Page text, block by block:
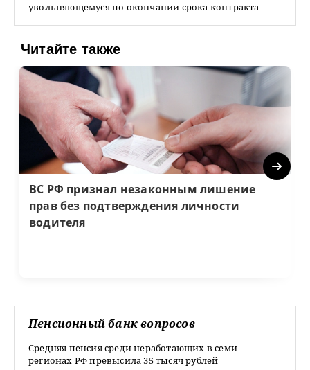
увольняющемуся по окончании срока контракта
Читайте также
ВС РФ признал незаконным лишение
прав без подтверждения личности
водителя
Next
Пенсионный банк вопросов
Средняя пенсия среди неработающих в семи
регионах РФ превысила 35 тысяч рублей